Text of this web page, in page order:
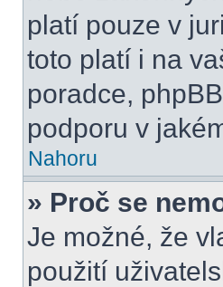
platí pouze v
toto platí i na
poradce,
podporu v
Nahoru
» Proč se
Je možné, že
použití